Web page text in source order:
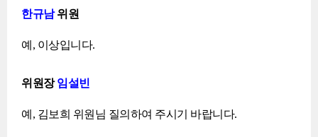
한규남위원
예, 이상입니다.
위원장임설빈
예, 김보희 위원님 질의하여 주시기 바랍니다.